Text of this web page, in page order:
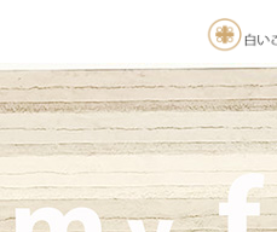
碗。実店舗でも手にとっていた
2025/10/26
≪軽井沢店営業のお知らせ≫ い
ざいます。軽井沢店2026年は
くださいませ！！ 2025年は11